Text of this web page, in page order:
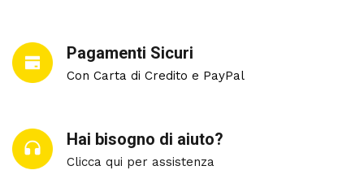
Pagamenti Sicuri
Con Carta di Credito e PayPal
Hai bisogno di aiuto?
Clicca qui per assistenza